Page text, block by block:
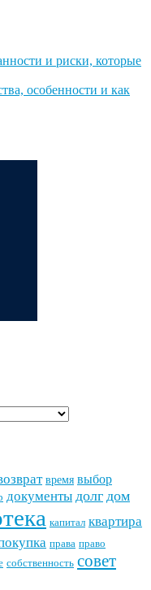
и риски, которые
особенности и как
время выбор
документы долг дом
капитал квартира
права право
собственность совет